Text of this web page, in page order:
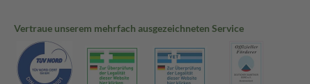
Vertraue unserem mehrfach ausgezeichneten Service